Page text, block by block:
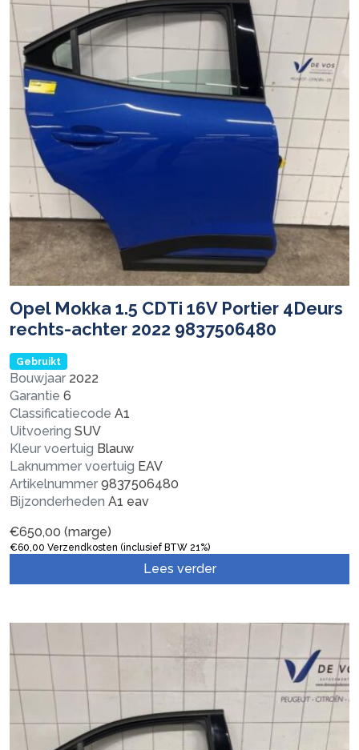
Opel Mokka 1.5 CDTi 16V Portier 4Deurs
rechts-achter 2022 9837506480
Gebruikt
Bouwjaar 2022
Garantie 6
Classificatiecode A1
Uitvoering SUV
Kleur voertuig Blauw
Laknummer voertuig EAV
Artikelnummer 9837506480
Bijzonderheden A1 eav
€650,00 (marge)
€60,00 Verzendkosten (inclusief BTW 21%)
Lees verder